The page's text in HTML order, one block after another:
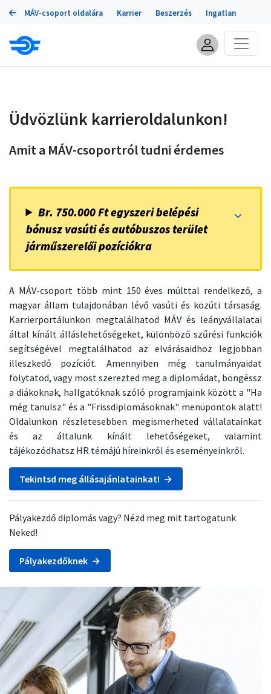
Ugrás
tartalomra
Portálok
MÁV-csoport oldalára Karrier Beszerzés Ingatlan
Üdvözlünk karrieroldalunkon!
Amit a MÁV-csoportról tudni érdemes
Br. 750.000 Ft egyszeri belépési
bónusz vasúti és autóbuszos terület
járműszerelői pozíciókra
A MÁV-csoport több mint 150 éves múlttal rendelkező, a
magyar állam tulajdonában lévő vasúti és közúti társaság.
Karrierportálunkon megtalálhatod MÁV és leányvállalatai
által kínált álláslehetőségeket, különböző szűrési funkciók
segítségével megtalálhatod az elvárásaidhoz legjobban
illeszkedő pozíciót. Amennyiben még tanulmányaidat
folytatod, vagy most szerezted meg a diplomádat, böngéssz
a diákoknak, hallgatóknak szóló programjaink között a "Ha
még tanulsz" és a "Frissdiplomásoknak" menüpontok alatt!
Oldalunkon részletesebben megismerheted vállalatainkat
és az általunk kínált lehetőségeket, valamint
tájékozódhatsz HR témájú híreinkről és eseményeinkről.
Tekintsd meg állásajánlatainkat! →
Pályakezdő diplomás vagy? Nézd meg mit tartogatunk
Neked!
Pályakezdőknek →